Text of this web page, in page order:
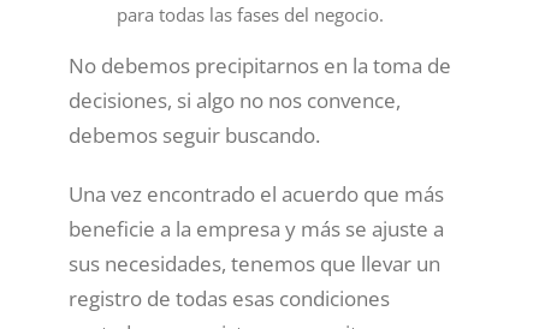
para todas las fases del negocio.
No debemos precipitarnos en la toma de
decisiones, si algo no nos convence,
debemos seguir buscando.
Una vez encontrado el acuerdo que más
beneficie a la empresa y más se ajuste a
sus necesidades, tenemos que llevar un
registro de todas esas condiciones